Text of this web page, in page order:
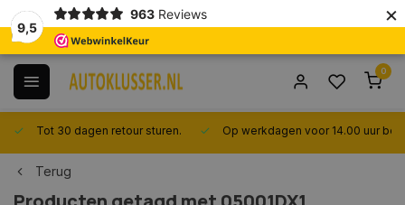
9,5
963 Reviews ×
0
Tot 30 dagen retour sturen. Op werkdagen voor 14.00 uur
Terug